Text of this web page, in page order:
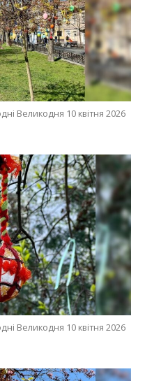
Великодня 10 квітня 2026
Великодня 10 квітня 2026